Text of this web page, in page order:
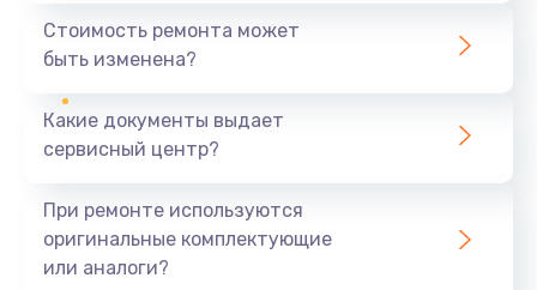
1295 руб.
Замена процессора
Замена оперативной памяти
Стоимость ремонта может
быть изменена?
Какие документы выдает
сервисный центр?
При ремонте используются
оригинальные комплектующие
или аналоги?